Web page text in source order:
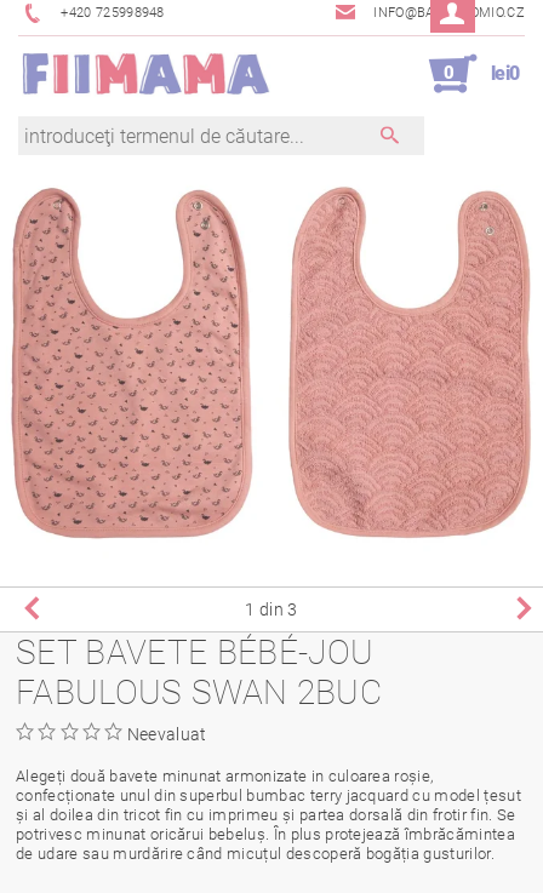
+420 725998948 INFO@BAMBINOMIO.CZ
0 lei0
1 din 3
SET BAVETE BÉBÉ-JOU
FABULOUS SWAN 2BUC
Neevaluat
Alegeți două bavete minunat armonizate in culoarea roșie,
confecționate unul din superbul bumbac terry jacquard cu model țesut
și al doilea din tricot fin cu imprimeu și partea dorsală din frotir fin. Se
potrivesc minunat oricărui bebeluș. În plus protejează îmbrăcămintea
de udare sau murdărire când micuțul descoperă bogăția gusturilor.